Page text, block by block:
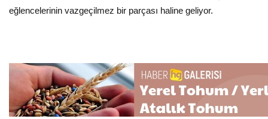
eğlencelerinin vazgeçilmez bir parçası haline geliyor.